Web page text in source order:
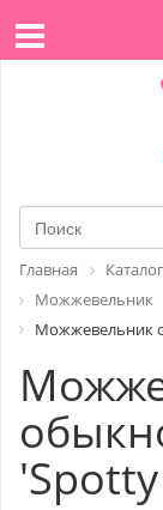
Главная Каталог
Можжевельник
Можжевельник